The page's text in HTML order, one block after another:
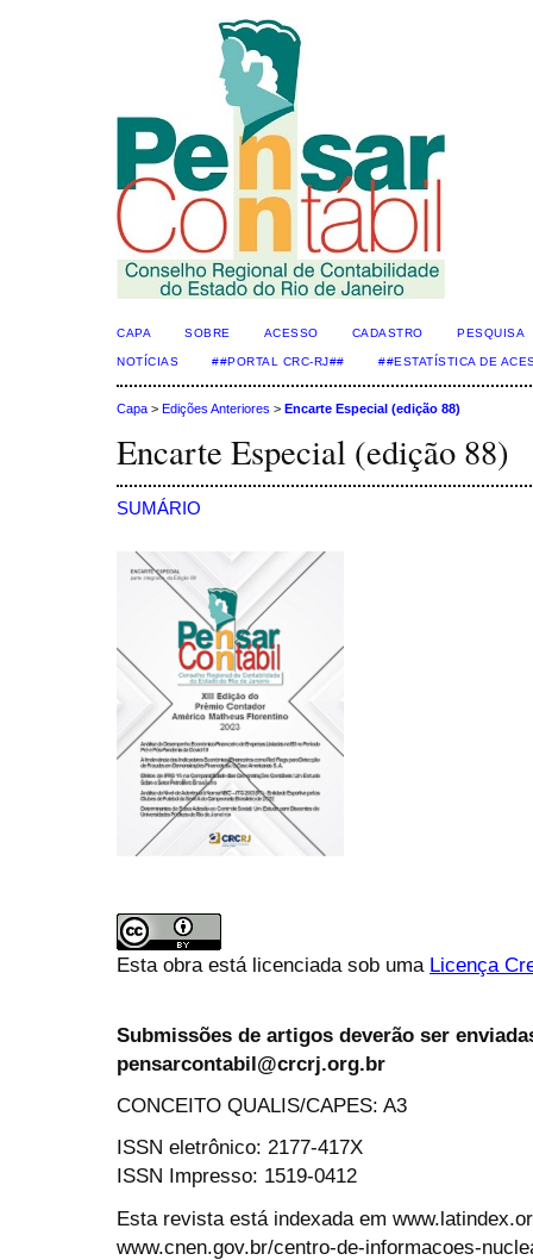
CAPA SOBRE ACESSO CADASTRO PESQUISA
NOTÍCIAS ##PORTAL CRC-RJ## ##ESTATÍSTICA DE
Capa > Edições Anteriores > Encarte Especial (edição 88)
Encarte Especial (edição 88)
SUMÁRIO
Esta obra está licenciada sob uma Licença
Submissões de artigos deverão ser
pensarcontabil@crcrj.org.br
CONCEITO QUALIS/CAPES: A3
ISSN eletrônico: 2177-417X
ISSN Impresso: 1519-0412
Esta revista está indexada em
www.cnen.gov.br/centro-de-informacoes-